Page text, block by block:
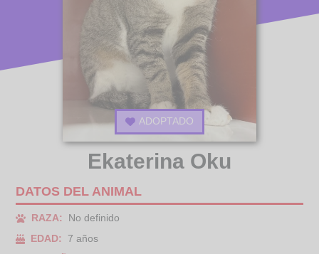
ADOPTADO
Ekaterina Oku
DATOS DEL ANIMAL
RAZA:
No definido
EDAD:
7 años